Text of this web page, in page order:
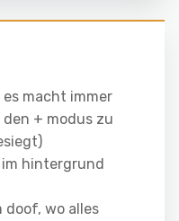
macht immer
den + modus zu
im hintergrund
doof, wo alles